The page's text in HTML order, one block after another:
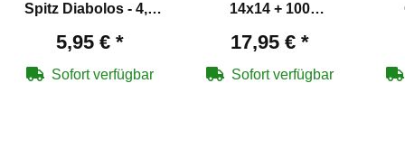
Spitz Diabolos - 4,5
5,95 € *
Sofort verfügbar
14x14 + 100
Diabolos
17,95 € *
Sofort verfügbar